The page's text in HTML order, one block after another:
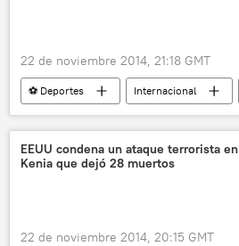
22 de noviembre 2014, 21:18 GMT
⚽ Deportes Internacional
EEUU condena un ataque terrorista en
Kenia que dejó 28 muertos
22 de noviembre 2014, 20:15 GMT